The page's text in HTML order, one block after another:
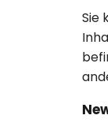
Sie